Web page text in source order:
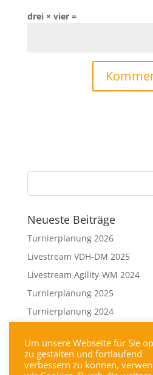
drei × vier =
Neueste Beiträge
Turnierplanung 2026
Livestream VDH-DM 2025
Livestream Agility-WM 2024
Turnierplanung 2025
Turnierplanung 2024
Neueste Kommentare
Um unsere Webseite für Sie
zu gestalten und fortlaufend
verbessern zu können,